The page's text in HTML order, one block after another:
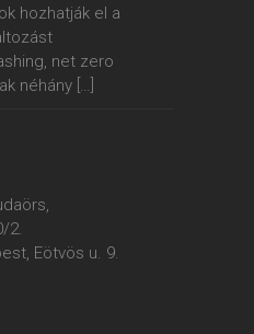
hozhatják el a
net zero
néhány […]
2.
Eötvös u. 9.